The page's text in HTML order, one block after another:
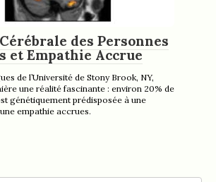
des Personnes
et Empathie Accrue
de l’Université de Stony Brook, NY,
une réalité fascinante : environ 20% de
génétiquement prédisposée à une
empathie accrues.